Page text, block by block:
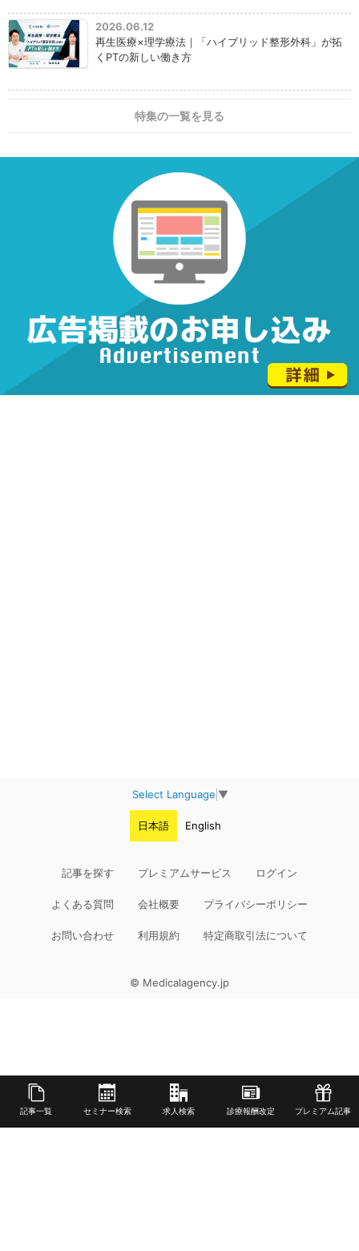
記事一覧 セミナー検索 求人検索 診療報酬改定 プレミアム記事
2026.06.12
再生医療×理学療法｜「ハイブリッド整形外科」が拓
くPTの新しい働き方
特集の一覧を見る
Select Language ▼
日本語 English
記事を探す プレミアムサービス ログイン
よくある質問 会社概要 プライバシーポリシー
お問い合わせ 利用規約 特定商取引法について
© Medicalagency.jp